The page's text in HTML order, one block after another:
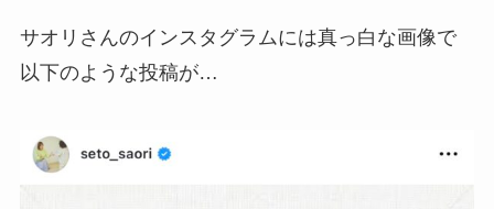
サオリさんのインスタグラムには真っ白な画像で
以下のような投稿が…